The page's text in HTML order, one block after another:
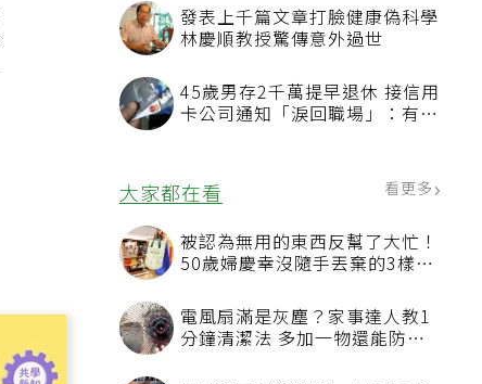
發表上千篇文章打臉健康偽科學
林慶順教授驚傳意外過世
45歲男存2千萬提早退休 接信用
卡公司通知「淚回職場」：有錢
大家都在看 看更多
被認為無用的東西反幫了大忙！
50歲婦慶幸沒隨手丟棄的3樣物
電風扇滿是灰塵？家事達人教1
分鐘清潔法 多加一物還能防髒